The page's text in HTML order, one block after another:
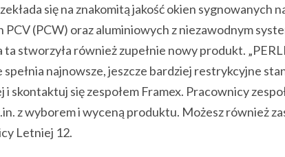
się na znakomitą jakość okien sygnowanych
PCV (PCW) oraz aluminiowych z niezawodnym
stworzyła również zupełnie nowy produkt.
najnowsze, jeszcze bardziej restrykcyjne
się zespołem Framex. Pracownicy
z wyborem i wyceną produktu. Możesz również
Letniej 12.